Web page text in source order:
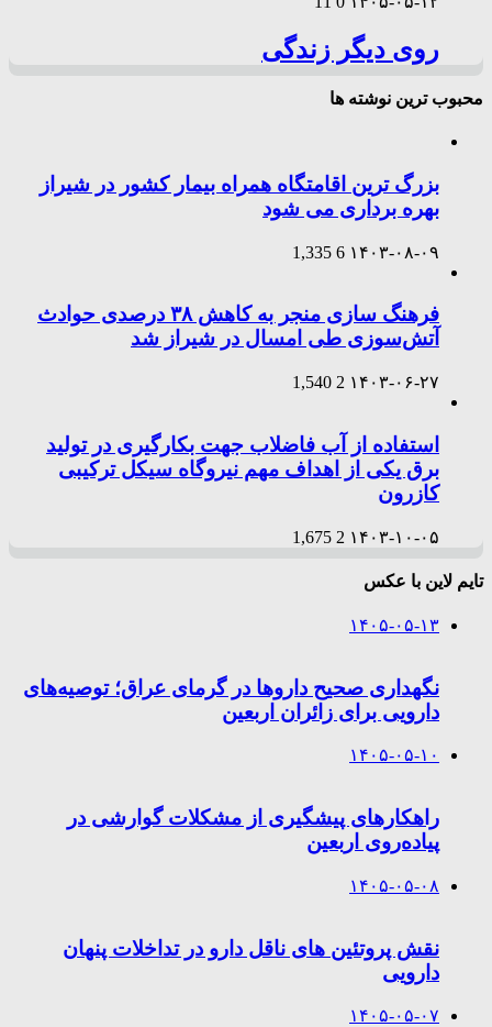
روی دیگر زندگی
محبوب ترین نوشته ها
بزرگ ترین اقامتگاه همراه بیمار کشور در شیراز
بهره برداری می شود
۱۴۰۳-۰۸-۰۹ 6
1,335
فرهنگ سازی منجر به کاهش ۳۸ درصدی حوادث
آتش‌سوزی طی امسال در شیراز شد
۱۴۰۳-۰۶-۲۷ 2
1,540
استفاده از آب فاضلاب جهت بکارگیری در تولید
برق یکی از اهداف مهم نیروگاه سیکل ترکیبی
کازرون
۱۴۰۳-۱۰-۰۵ 2
1,675
تایم لاین با عکس
۱۴۰۵-۰۵-۱۳
نگهداری صحیح داروها در گرمای عراق؛ توصیه‌های
دارویی برای زائران اربعین
۱۴۰۵-۰۵-۱۰
راهکارهای پیشگیری از مشکلات گوارشی در
پیاده‌روی اربعین
۱۴۰۵-۰۵-۰۸
نقش پروتئین های ناقل دارو در تداخلات پنهان
دارویی
۱۴۰۵-۰۵-۰۷